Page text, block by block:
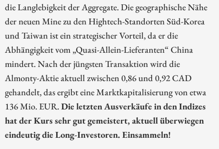
die Langlebigkeit der Aggregate. Die geographische Nähe
der neuen Mine zu den Hightech-Standorten Süd-Korea
und Taiwan ist ein strategischer Vorteil, da er die
Abhängigkeit vom „Quasi-Allein-Lieferanten“ China
mindert. Nach der jüngsten Transaktion wird die
Almonty-Aktie aktuell zwischen 0,86 und 0,92 CAD
gehandelt, das ergibt eine Marktkapitalisierung von etwa
136 Mio. EUR.Die letzten Ausverkäufe in den Indizes
hat der Kurs sehr gut gemeistert, aktuell überwiegen
eindeutig die Long-Investoren. Einsammeln!